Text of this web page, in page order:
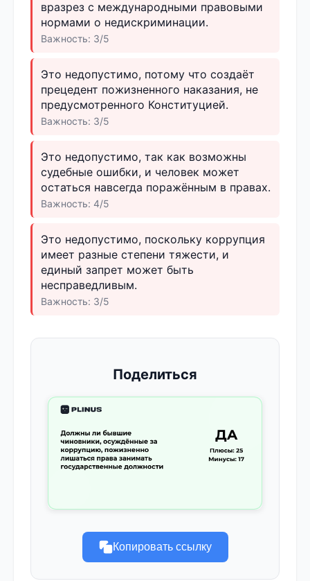
вразрез с международными правовыми
нормами о недискриминации.
Важность: 3/5
Это недопустимо, потому что создаёт
прецедент пожизненного наказания, не
предусмотренного Конституцией.
Важность: 3/5
Это недопустимо, так как возможны
судебные ошибки, и человек может
остаться навсегда поражённым в правах.
Важность: 4/5
Это недопустимо, поскольку коррупция
имеет разные степени тяжести, и
единый запрет может быть
несправедливым.
Важность: 3/5
Поделиться
Копировать ссылку